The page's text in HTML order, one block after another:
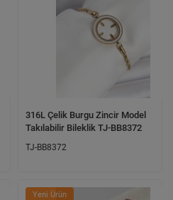
316L Çelik Burgu Zincir Model
Takılabilir Bileklik TJ-BB8372
TJ-BB8372
Yeni Ürün